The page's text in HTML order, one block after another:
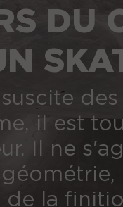
DU
il est
Il ne
de la